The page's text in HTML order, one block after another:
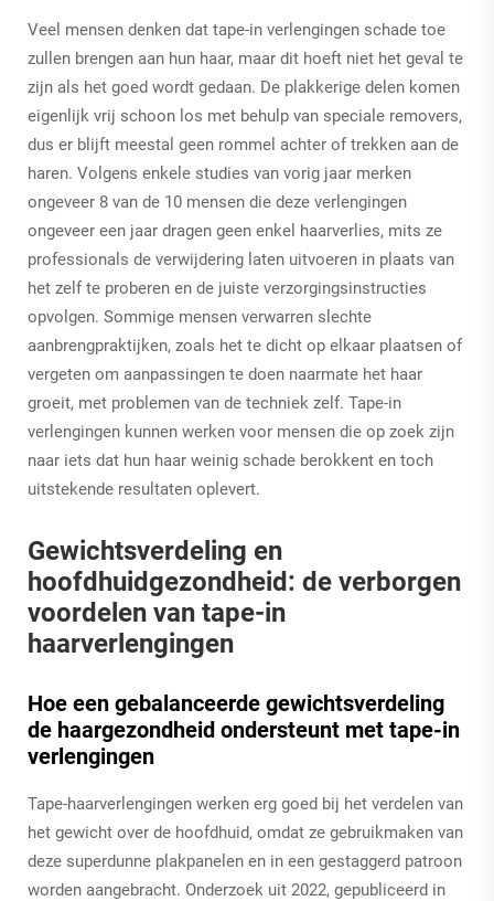
Veel mensen denken dat tape-in verlengingen schade toe
zullen brengen aan hun haar, maar dit hoeft niet het geval te
zijn als het goed wordt gedaan. De plakkerige delen komen
eigenlijk vrij schoon los met behulp van speciale removers,
dus er blijft meestal geen rommel achter of trekken aan de
haren. Volgens enkele studies van vorig jaar merken
ongeveer 8 van de 10 mensen die deze verlengingen
ongeveer een jaar dragen geen enkel haarverlies, mits ze
professionals de verwijdering laten uitvoeren in plaats van
het zelf te proberen en de juiste verzorgingsinstructies
opvolgen. Sommige mensen verwarren slechte
aanbrengpraktijken, zoals het te dicht op elkaar plaatsen of
vergeten om aanpassingen te doen naarmate het haar
groeit, met problemen van de techniek zelf. Tape-in
verlengingen kunnen werken voor mensen die op zoek zijn
naar iets dat hun haar weinig schade berokkent en toch
uitstekende resultaten oplevert.
Gewichtsverdeling en
hoofdhuidgezondheid: de verborgen
voordelen van tape-in
haarverlengingen
Hoe een gebalanceerde gewichtsverdeling
de haargezondheid ondersteunt met tape-in
verlengingen
Tape-haarverlengingen werken erg goed bij het verdelen van
het gewicht over de hoofdhuid, omdat ze gebruikmaken van
deze superdunne plakpanelen en in een gestaggerd patroon
worden aangebracht. Onderzoek uit 2022, gepubliceerd in